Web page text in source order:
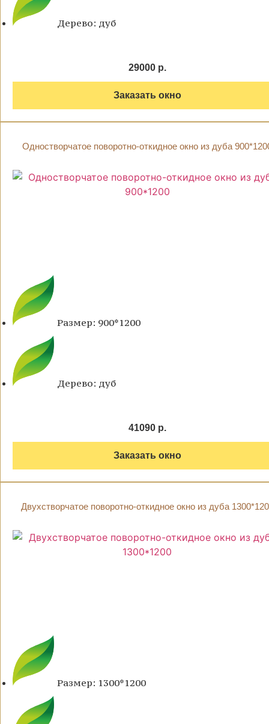
Дерево: дуб
29000 р.
Заказать окно
Одностворчатое поворотно-откидное окно из дуба
Размер: 900*1200
Дерево: дуб
41090 р.
Заказать окно
Двухстворчатое поворотно-откидное окно из дуба
Размер: 1300*1200